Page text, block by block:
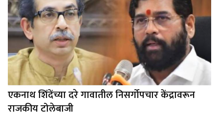
एकनाथ शिंदेंच्या दरे गावातील निसर्गोपचार केंद्रावरून
राजकीय टोलेबाजी